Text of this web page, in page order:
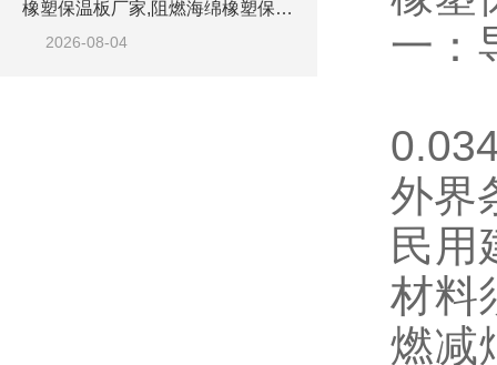
橡塑保温板厂家,阻燃海绵橡塑保温板厂家出售
2026-08-04
一：
外界
民用
材料
燃减